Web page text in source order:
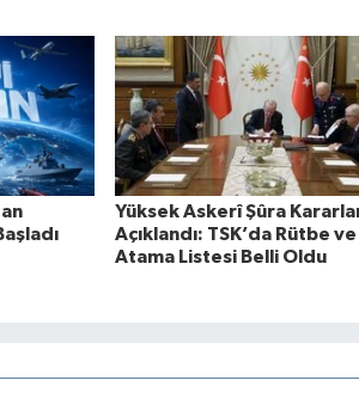
Yüksek Askerî Şûra
Açıklandı: TSK’da Rütbe ve
Atama Listesi Belli Oldu